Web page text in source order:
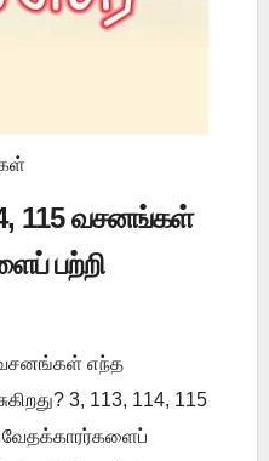
115 வசனங்கள்
பற்றி
வசனங்கள் எந்த
3, 113, 114, 115